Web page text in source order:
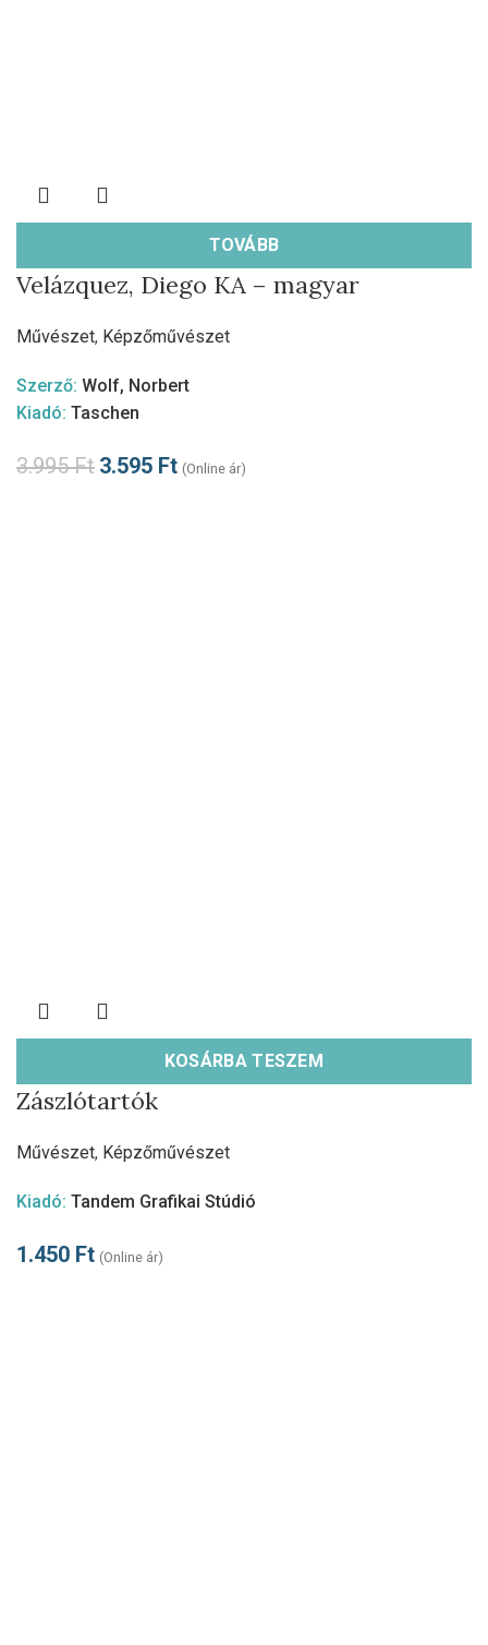
TOVÁBB
Velázquez, Diego KA – magyar
Művészet, Képzőművészet
Szerző: Wolf, Norbert
Kiadó: Taschen
3.995Ft 3.595 Ft (Online ár)
KOSÁRBA TESZEM
Zászlótartók
Művészet, Képzőművészet
Kiadó: Tandem Grafikai Stúdió
1.450 Ft (Online ár)